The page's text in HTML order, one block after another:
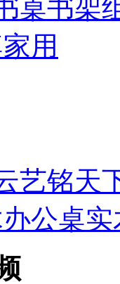
桌书架
用
艺铭天
公桌